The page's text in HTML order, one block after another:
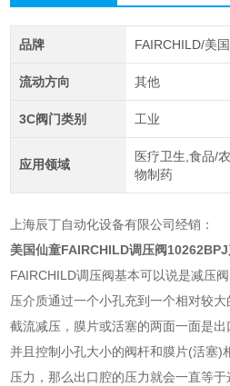
品牌 FAIRCHILD/美
流动方向 其他
3C阀门类别 工业
应用领域
医疗卫生,食品/
物制药
上海辰丁自动化设备有限公司经销：
美国仙童FAIRCHILD调压阀
FAIRCHILD调压阀基本可以说是减压
压介质通过一个小孔充到一个相对较
截流减压，膜片或活塞的两面一面是出
并且控制小孔大小的阀杆和膜片(活塞)
压力，那么出口腔的压力就会一直等